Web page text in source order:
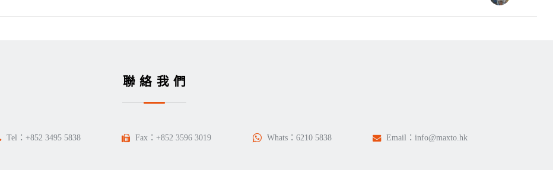
聯絡我們
Tel： +852 3495 5838 Fax：+852 3596 3019 Whats： 6210 5838 Email： info@maxto.hk